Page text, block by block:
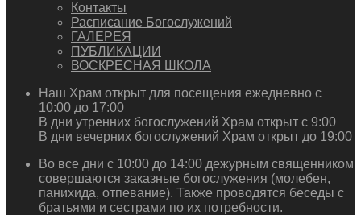
Контакты
Расписание Богослужений
ГАЛЕРЕЯ
ПУБЛИКАЦИИ
ВОСКРЕСНАЯ ШКОЛА
Наш Храм открыт для посещения ежедневно с
10:00 до 17:00
В дни утренних богослужений Храм открыт с 9:00
В дни вечерних богослужений Храм открыт до 19:00
Во все дни с 10:00 до 14:00 дежурным священником
совершаются заказные богослужения (молебен,
панихида, отпевание). Также проводятся беседы с
братьями и сестрами по их потребности.